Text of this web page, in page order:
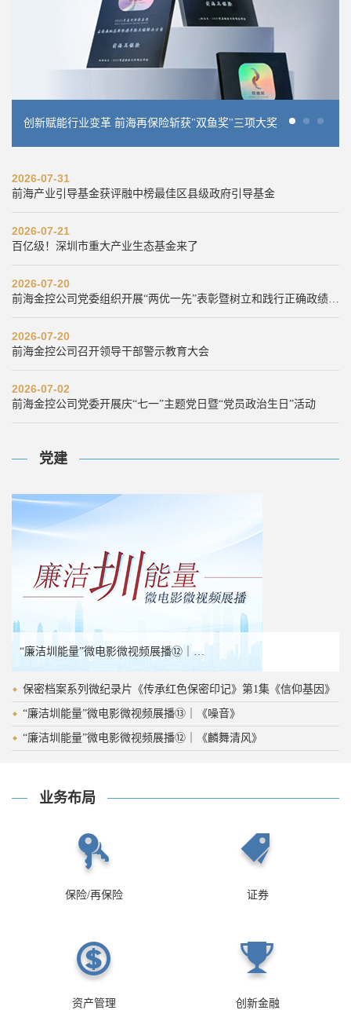
创新赋能行业变革 前海再保险斩获"双鱼奖"三项大奖 上海证券交易所“科创智享汇”系列活动-前海专精特新专场成功举办
落地！前海深港青年梦工场基金首批项目签约
2026-07-31
前海产业引导基金获评融中榜最佳区县级政府引导基金
2026-07-21
百亿级！深圳市重大产业生态基金来了
2026-07-20
前海金控公司党委组织开展“两优一先”表彰暨树立和践行正确政绩观学习教育专题党课
2026-07-20
前海金控公司召开领导干部警示教育大会
2026-07-02
前海金控公司党委开展庆“七一”主题党日暨“党员政治生日”活动
党建
保密档案系列微纪录片《传承红色保密印记》第1集《信仰基因》
“廉洁圳能量”微电影微视频展播⑬｜《噪音》
“廉洁圳能量”微电影微视频展播⑫｜《麟舞清风》
保密档案系列微纪录片《传承红色保密印记》第1集《信仰基因》
“廉洁圳能量”微电影微视频展播⑬｜《噪音》
“廉洁圳能量”微电影微视频展播⑫｜《麟舞清风》
业务布局
保险/再保险 证券
资产管理 创新金融